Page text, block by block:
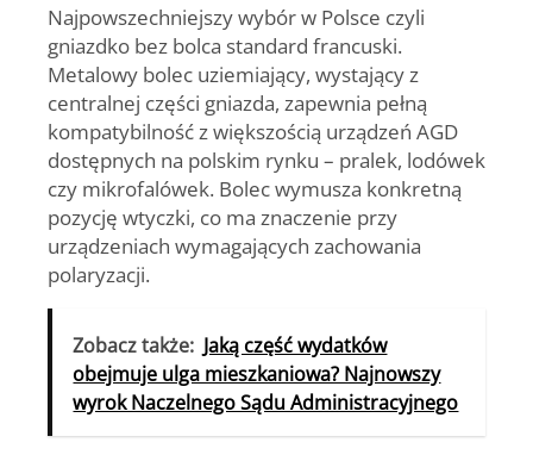
Najpowszechniejszy wybór w Polsce czyli
gniazdko bez bolca standard francuski.
Metalowy bolec uziemiający, wystający z
centralnej części gniazda, zapewnia pełną
kompatybilność z większością urządzeń AGD
dostępnych na polskim rynku – pralek, lodówek
czy mikrofalówek. Bolec wymusza konkretną
pozycję wtyczki, co ma znaczenie przy
urządzeniach wymagających zachowania
polaryzacji.
Zobacz także: Jaką część wydatków
obejmuje ulga mieszkaniowa? Najnowszy
wyrok Naczelnego Sądu Administracyjnego